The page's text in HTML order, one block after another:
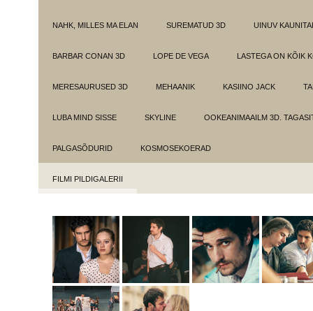
NAHK, MILLES MA ELAN SUREMATUD 3D UINUV
BARBAR CONAN 3D LOPE DE VEGA LASTEGA ON KÕIK
MERESAURUSED 3D MEHAANIK KASIINO JACK
LUBA MIND SISSE SKYLINE OOKEANIMAAILM 3D.
PALGASÕDURID KOSMOSEKOERAD
FILMI PILDIGALERII